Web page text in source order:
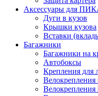
Аксессуары для
Дуги в кузов
Крышки кузова
Вставки
Багажники
Багажники на
Автобоксы
Крепления для
Велокрепления